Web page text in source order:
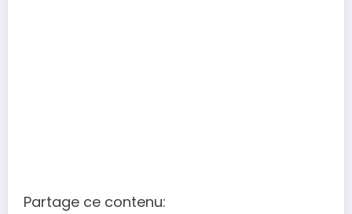
Partage ce contenu: